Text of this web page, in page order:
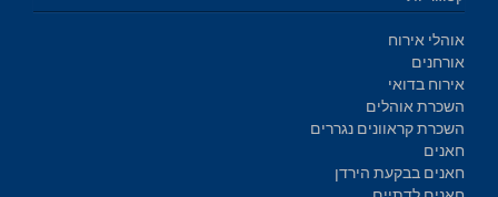
אוהלי אירוח
אורחנים
אירוח בדואי
השכרת אוהלים
השכרת קראוונים נגררים
חאנים
חאנים בבקעת הירדן